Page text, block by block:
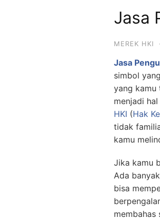
Jasa
MEREK HKI ·
Jasa
simbol
yang kamu
menjadi
HKI (Hak
tidak
kamu
Jika kamu
Ada banyak
bisa
membahas